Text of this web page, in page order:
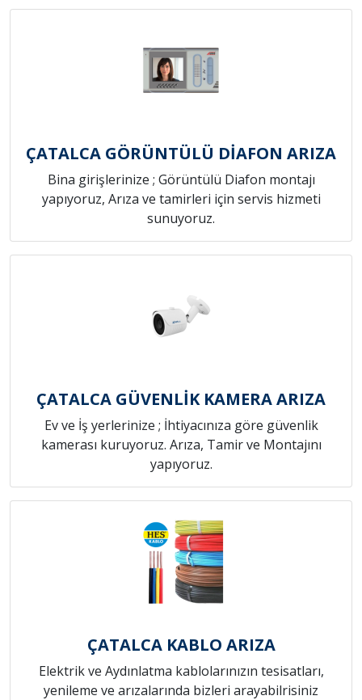
ÇATALCA GÖRÜNTÜLÜ DİAFON ARIZA
Bina girişlerinize ; Görüntülü Diafon montajı
yapıyoruz, Arıza ve tamirleri için servis hizmeti
sunuyoruz.
ÇATALCA GÜVENLİK KAMERA ARIZA
Ev ve İş yerlerinize ; İhtiyacınıza göre güvenlik
kamerası kuruyoruz. Arıza, Tamir ve Montajını
yapıyoruz.
ÇATALCA KABLO ARIZA
Elektrik ve Aydınlatma kablolarınızın tesisatları,
yenileme ve arızalarında bizleri arayabilrisiniz